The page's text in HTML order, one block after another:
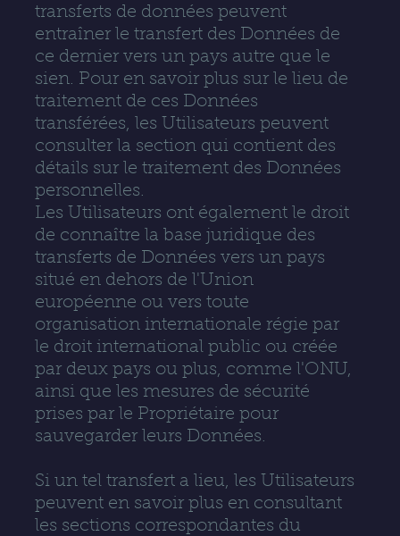
transferts de données peuvent
entraîner le transfert des Données de
ce dernier vers un pays autre que le
sien. Pour en savoir plus sur le lieu de
traitement de ces Données
transférées, les Utilisateurs peuvent
consulter la section qui contient des
détails sur le traitement des Données
personnelles.
Les Utilisateurs ont également le droit
de connaître la base juridique des
transferts de Données vers un pays
situé en dehors de l'Union
européenne ou vers toute
organisation internationale régie par
le droit international public ou créée
par deux pays ou plus, comme l'ONU,
ainsi que les mesures de sécurité
prises par le Propriétaire pour
sauvegarder leurs Données.
Si un tel transfert a lieu, les Utilisateurs
peuvent en savoir plus en consultant
les sections correspondantes du